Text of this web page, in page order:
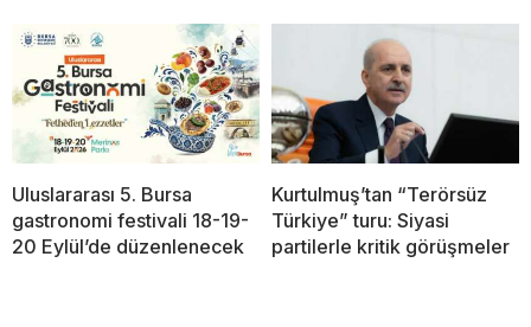
Uluslararası 5. Bursa
gastronomi festivali 18-19-
20 Eylül’de düzenlenecek
Kurtulmuş’tan “Terörsüz
Türkiye” turu: Siyasi
partilerle kritik görüşmeler